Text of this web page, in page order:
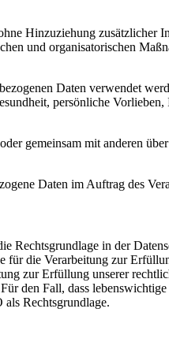
Hinzuziehung
und organisatorischen
Daten verwendet
persönliche
gemeinsam mit anderen
Daten im Auftrag des
Rechtsgrundlage in der
die Verarbeitung zur
zur Erfüllung unserer
den Fall, dass lebenswichtige
Rechtsgrundlage.